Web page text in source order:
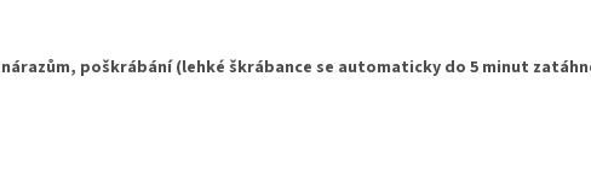
poškrábání (lehké škrábance se automaticky do 5 minut